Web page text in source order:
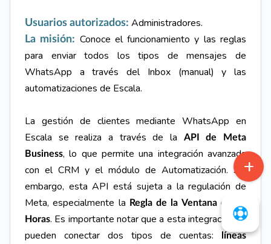
Usuarios autorizados: Administradores.
La misión: Conoce el funcionamiento y las reglas
para enviar todos los tipos de mensajes de
WhatsApp a través del Inbox (manual) y las
automatizaciones de Escala.
La gestión de clientes mediante WhatsApp en
Escala se realiza a través de la
API de Meta
Business, lo que permite una integración avanzada
con el CRM y el módulo de Automatización. Sin
embargo, esta API está sujeta a la regulación de
Meta, especialmente la
Regla de la Ventana de 24
Horas. Es importante notar que a esta integración se
pueden conectar dos tipos de cuentas:
líneas